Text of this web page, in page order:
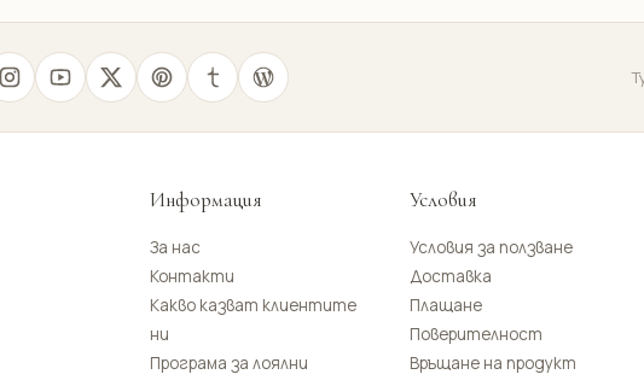
Информация
За нас
Контакти
Какво казват клиентите
ни
Програма за лоялни
Условия
Условия за ползване
Доставка
Плащане
Поверителност
Връщане на продукт